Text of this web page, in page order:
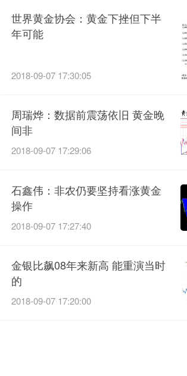
世界黄金协会：黄金下挫但下半
年可能
2018-09-07 17:30:05
周瑞烨：数据前震荡依旧 黄金晚
间非
2018-09-07 17:29:06
石鑫伟：非农仍要坚持看涨黄金
操作
2018-09-07 17:27:40
金银比飙08年来新高 能重演当时
的
2018-09-07 17:20:00